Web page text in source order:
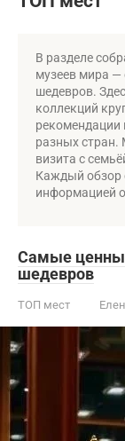
В разделе
музеев мира —
шедевров.
коллекций
рекомендации
разных стран.
визита с
Каждый обзор
информацией
Самые
шедевров
ТОП мест